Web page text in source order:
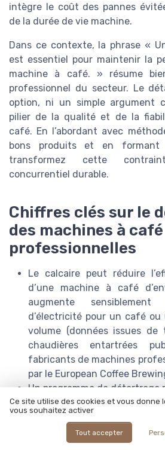
intègre le coût des pannes
de la durée de vie machine.
Dans ce contexte, la phrase «
est essentiel pour maintenir la
machine à café. » résume
professionnel du secteur. Le
option, ni un simple argument
pilier de la qualité et de la
café. En l’abordant avec
bons produits et en formant
transformez cette
concurrentiel durable.
Chiffres clés sur le
des machines à café
professionnelles
Le calcaire peut réduire
d’une machine à café
augmente sensiblement
d’électricité pour un café
volume (données issues
chaudières entartrées
fabricants de machines
par le European Coffee
Un programme de détartrage
peut prolonger la durée de
café de manière
renouvellement du parc et
sur investissement du
Ce site utilise des cookies et vous donne
vous souhaitez activer
Tout accepter